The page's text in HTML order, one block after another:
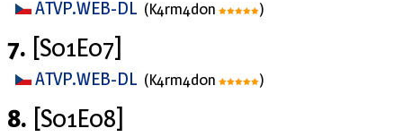
ATVP.WEB-DL (K4rm4d0n )
7. [S01E07]
ATVP.WEB-DL (K4rm4d0n )
8. [S01E08]